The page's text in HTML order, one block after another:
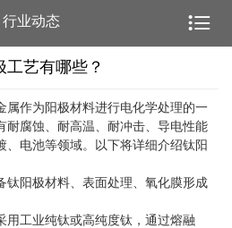
行业动态 
工艺有哪些？
作为阳极材料进行电化学处理的一
耐腐蚀、耐高温、耐冲击、导电性能
、电池等领域。以下将详细介绍钛阳
钛阳极材料、表面处理、氧化膜形成
工业纯钛或高纯度钛，通过熔融